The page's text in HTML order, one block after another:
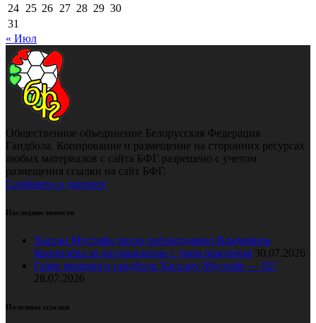
24 25 26 27 28 29 30
31
« Июл
Общественное объединение Белорусская Федерация
Гандбола. Копирование и размещение на сторонних ресурсах
любых материалов с сайта БФГ разрешено с учетом
размещения ссылки на сайт БФГ.
Сообщить о допинге
Последние новости
Хассан Мустафа тепло поблагодарил Владимира
Коноплёва за поздравление с днем рождения 30.07.2026
Главе мирового гандбола Хассану Мустафе — 82!
28.07.2026
Полезные ссылки